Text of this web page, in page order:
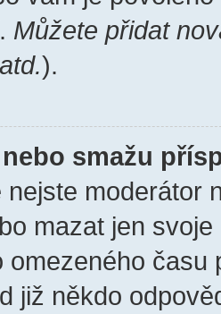
Můžete přidat
).
smažu
moderátor
mazat jen
omezeného
již někdo